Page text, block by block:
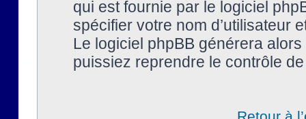
qui est fournie par le logiciel
spécifier votre nom d’utilisateur
Le logiciel phpBB générera
puissiez reprendre le contrôle